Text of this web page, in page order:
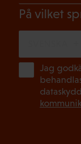
På vilket
Jag